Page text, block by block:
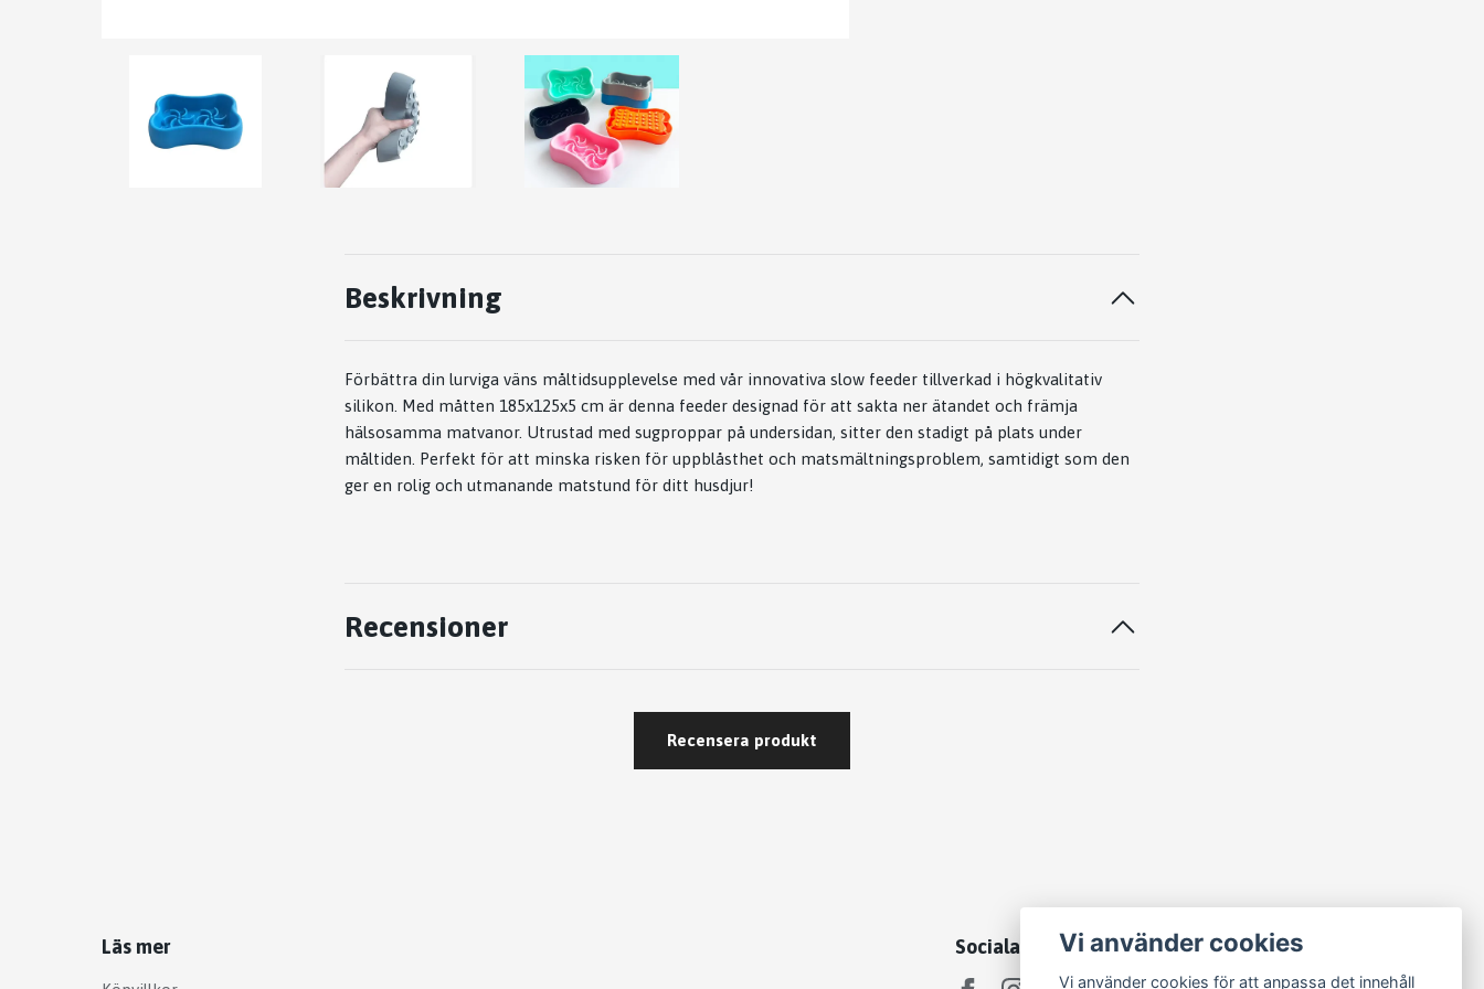
Beskrivning
Förbättra din lurviga väns måltidsupplevelse med vår innovativa slow feeder tillverkad i högkvalitativ
silikon. Med måtten 185x125x5 cm är denna feeder designad för att sakta ner ätandet och främja
hälsosamma matvanor. Utrustad med sugproppar på undersidan, sitter den stadigt på plats under
måltiden. Perfekt för att minska risken för uppblåsthet och matsmältningsproblem, samtidigt som den
ger en rolig och utmanande matstund för ditt husdjur!
Recensioner
Recensera produkt
Läs mer Sociala medierVi använder cookies
Vi använder cookies för att anpassa det innehåll